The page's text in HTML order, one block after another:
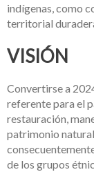
indígenas, como
territorial
VISIÓN
Convertirse a
referente para el
restauración,
patrimonio
de los grupos